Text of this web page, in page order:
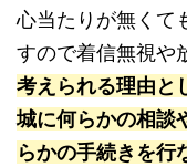
心当たりが無くて
すので着信無視や
考えられる理由と
城に何らかの相談
らかの手続きを行